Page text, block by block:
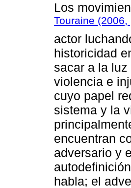
Los
Touraine (2006,
actor
historicidad
sacar a la
violencia e
cuyo papel
sistema y la
encuentran
adversario y
habla; el